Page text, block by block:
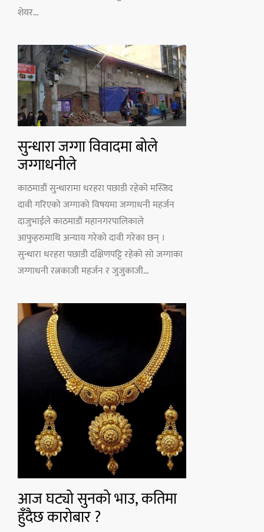
शेयर...
सुन्धारा जग्गा विवादमा बोले
जग्गाधनीले
काठमाडौं सुन्धारामा धरहरा पछाडी रहेको मस्जिद
दावी गरिएको जग्गाको विषयमा जग्गाधनी महर्जन
दाजुभाईले काठमाडौं महानगरपालिकाले
आफुहरुमाथि अन्याय गरेको दावी गरेका छन् ।
सुन्धारा धरहरा पछाडी दक्षिणपट्टि रहेको सो जग्गाका
जग्गाधनी रत्नकाजी महर्जन र जुजुकाजी...
आज घट्यो सुनको भाउ, कतिमा
हुँदैछ कारोबार ?